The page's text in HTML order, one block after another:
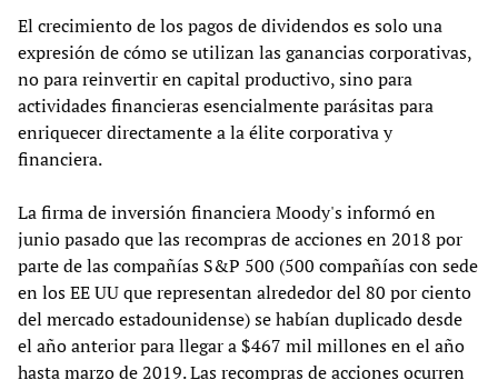
El crecimiento de los pagos de dividendos es solo una
expresión de cómo se utilizan las ganancias corporativas,
no para reinvertir en capital productivo, sino para
actividades financieras esencialmente parásitas para
enriquecer directamente a la élite corporativa y
financiera.
La firma de inversión financiera Moody's informó en
junio pasado que las recompras de acciones en 2018 por
parte de las compañías S&P 500 (500 compañías con sede
en los EE UU que representan alrededor del 80 por ciento
del mercado estadounidense) se habían duplicado desde
el año anterior para llegar a $467 mil millones en el año
hasta marzo de 2019. Las recompras de acciones ocurren